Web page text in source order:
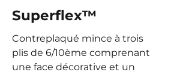
Superflex™
Contreplaqué mince à trois
plis de 6/10ème comprenant
une face décorative et un